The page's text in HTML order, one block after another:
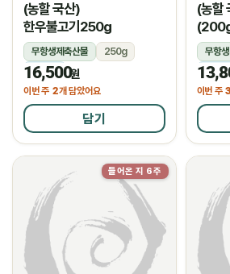
(농할 국산)
한우불고기250g
무항생제축산물
250g
냉장
16,500원
이번 주 2개 담았어요
담기
(농할
무항
냉
이번 주 3
들어온 지 6주